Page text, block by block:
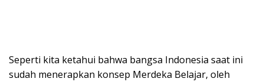
Seperti kita ketahui bahwa bangsa Indonesia saat ini
sudah menerapkan konsep Merdeka Belajar, oleh